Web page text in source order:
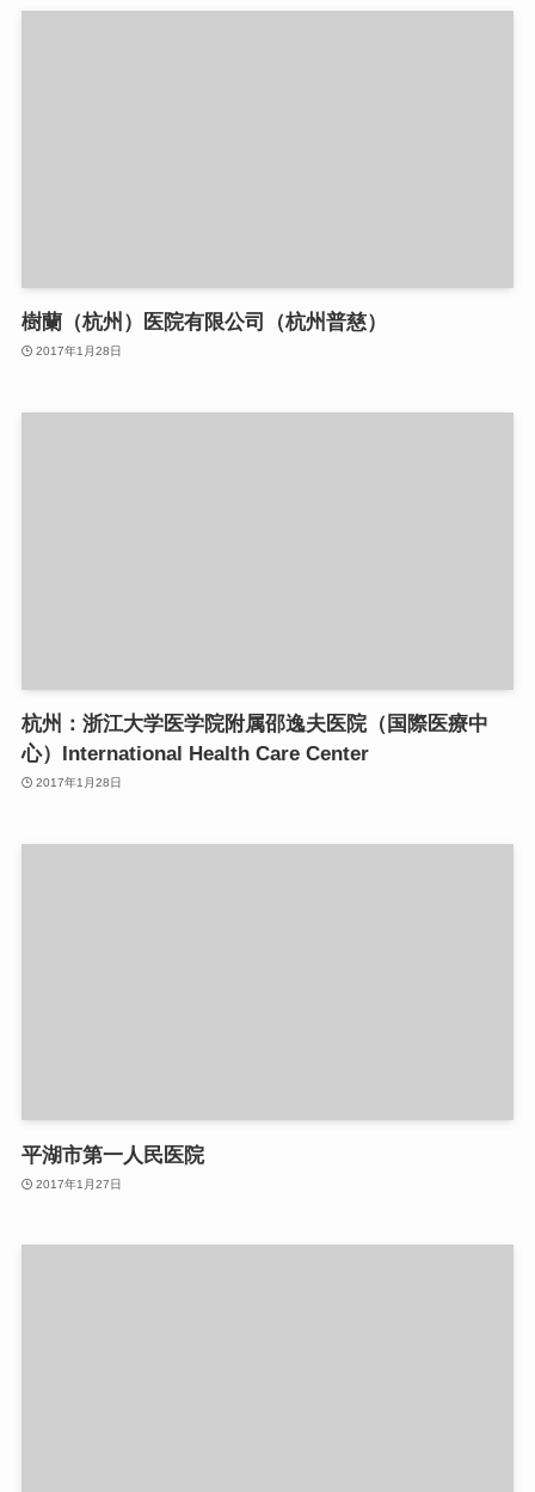
樹蘭（杭州）医院有限公司（杭州普慈）
2017年1月28日
杭州：浙江大学医学院附属邵逸夫医院（国際医療中
心）International Health Care Center
2017年1月28日
平湖市第一人民医院
2017年1月27日